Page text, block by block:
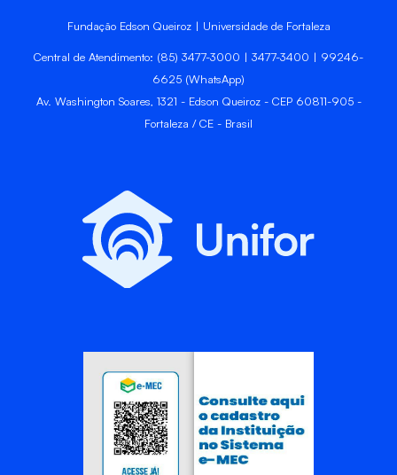
Fundação Edson Queiroz | Universidade de Fortaleza
Central de Atendimento: (85) 3477-3000 | 3477-3400 | 99246-
6625 (WhatsApp)
Av. Washington Soares, 1321 - Edson Queiroz - CEP 60811-905 -
Fortaleza / CE - Brasil